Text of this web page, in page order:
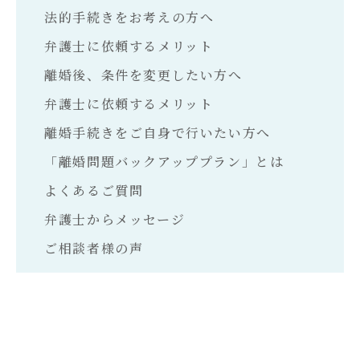
法的手続きをお考えの方へ
弁護士に依頼するメリット
離婚後、条件を変更したい方へ
弁護士に依頼するメリット
離婚手続きをご自身で行いたい方へ
「離婚問題バックアッププラン」とは
よくあるご質問
弁護士からメッセージ
ご相談者様の声